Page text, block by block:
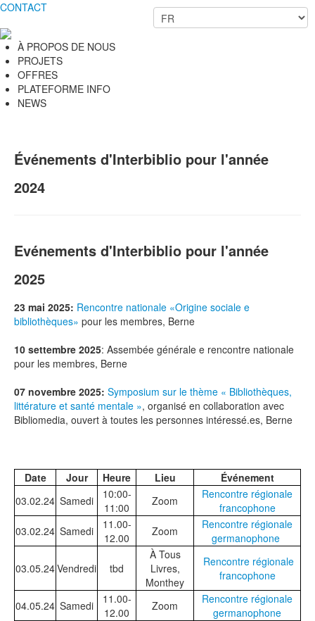
CONTACT
À PROPOS DE NOUS
PROJETS
OFFRES
PLATEFORME INFO
NEWS
Événements d'Interbiblio pour l'année
2024
Evénements d'Interbiblio pour l'année
2025
23 mai 2025: Rencontre nationale «Origine sociale e
bibliothèques» pour les membres, Berne
10 settembre 2025: Assembée générale e rencontre nationale
pour les membres, Berne
07 novembre 2025: Symposium sur le thème « Bibliothèques,
littérature et santé mentale », organisé en collaboration avec
Bibliomedia, ouvert à toutes les personnes intéressé.es, Berne
Date Jour Heure Lieu
Événement
03.02.24 Samedi
10:00-
11:00
Zoom
Rencontre régionale
francophone
03.02.24 Samedi
11.00-
12.00
Zoom
Rencontre régionale
germanophone
03.05.24Vendredi tbd
À Tous
Livres,
Monthey
Rencontre régionale
francophone
04.05.24 Samedi
11.00-
12.00
Zoom
Rencontre régionale
germanophone